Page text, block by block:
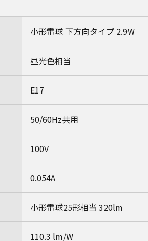
小形電球 下方向タイプ 2.9W
昼光色相当
E17
50/60Hz共用
100V
0.054A
小形電球25形相当 320lm
110.3 lm/W